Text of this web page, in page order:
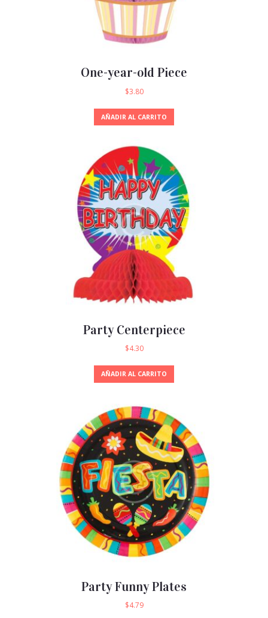
One-year-old Piece
$3.80
AÑADIR AL CARRITO
Party Centerpiece
$4.30
AÑADIR AL CARRITO
Party Funny Plates
$4.79